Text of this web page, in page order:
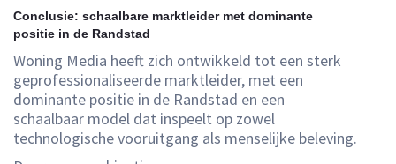
Conclusie: schaalbare marktleider met dominante
positie in de Randstad
Woning Media heeft zich ontwikkeld tot een sterk
geprofessionaliseerde marktleider, met een
dominante positie in de Randstad en een
schaalbaar model dat inspeelt op zowel
technologische vooruitgang als menselijke beleving.